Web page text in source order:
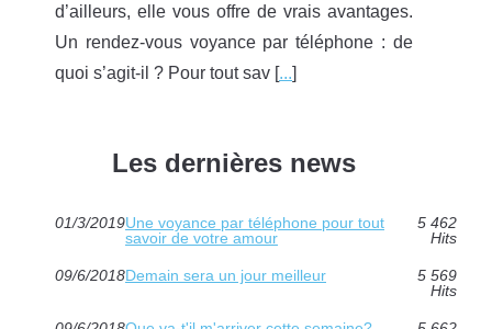
d’ailleurs, elle vous offre de vrais avantages.
Un rendez-vous voyance par téléphone : de
quoi s’agit-il ? Pour tout sav [...]
Les dernières news
01/3/2019Une voyance par téléphone pour tout
savoir de votre amour
5 462
Hits
09/6/2018Demain sera un jour meilleur
5 569
Hits